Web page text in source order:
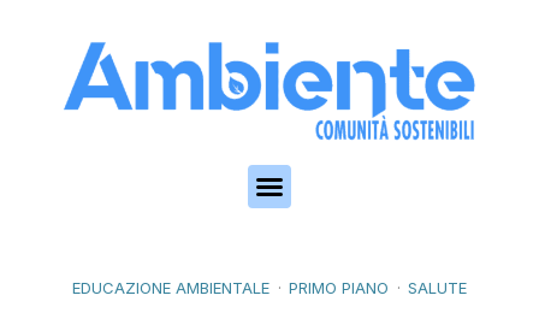
EDUCAZIONE AMBIENTALE PRIMO PIANO SALUTE